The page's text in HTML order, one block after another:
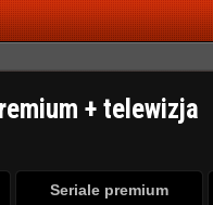
+ telewizja
Seriale premium